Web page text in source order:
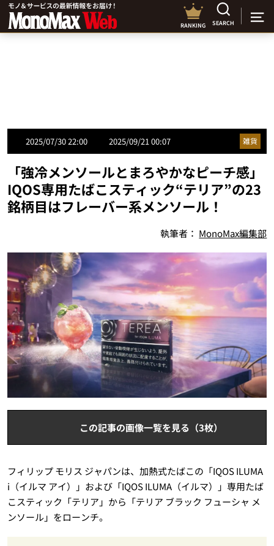
RANKING SEARCH
2025/07/30 22:00 2025/09/21 00:07 雑貨
「強冷メンソールとまろやかなピーチ感」
IQOS専用たばこスティック“テリア”の23
銘柄目はフレーバー系メンソール！
執筆者： MonoMax編集部
この記事の画像一覧を見る（3枚）
フィリップ モリス ジャパンは、加熱式たばこの「IQOS ILUMA
i（イルマ アイ）」および「IQOS ILUMA（イルマ）」専用たば
こスティック「テリア」から「テリア ブラック フューシャ メ
ンソール」をローンチ。